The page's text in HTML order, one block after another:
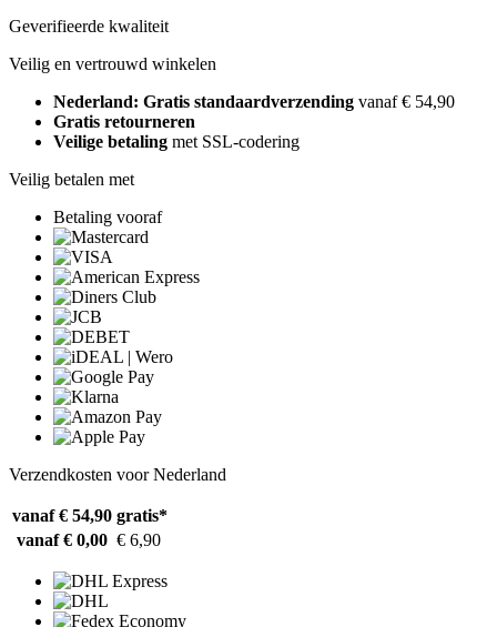
Geverifieerde kwaliteit
Veilig en vertrouwd winkelen
Nederland: Gratis standaardverzending vanaf € 54,90
Gratis retourneren
Veilige betaling met SSL-codering
Veilig betalen met
Betaling vooraf
Verzendkosten voor Nederland
vanaf € 54,90 gratis*
vanaf € 0,00 € 6,90